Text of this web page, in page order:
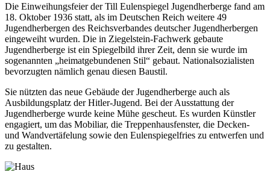
Die Einweihungsfeier der Till Eulenspiegel Jugendherberge fand am
18. Oktober 1936 statt, als im Deutschen Reich weitere 49
Jugendherbergen des Reichsverbandes deutscher Jugendherbergen
eingeweiht wurden. Die in Ziegelstein-Fachwerk gebaute
Jugendherberge ist ein Spiegelbild ihrer Zeit, denn sie wurde im
sogenannten „heimatgebundenen Stil“ gebaut. Nationalsozialisten
bevorzugten nämlich genau diesen Baustil.
Sie nützten das neue Gebäude der Jugendherberge auch als
Ausbildungsplatz der Hitler-Jugend. Bei der Ausstattung der
Jugendherberge wurde keine Mühe gescheut. Es wurden Künstler
engagiert, um das Mobiliar, die Treppenhausfenster, die Decken-
und Wandvertäfelung sowie den Eulenspiegelfries zu entwerfen und
zu gestalten.